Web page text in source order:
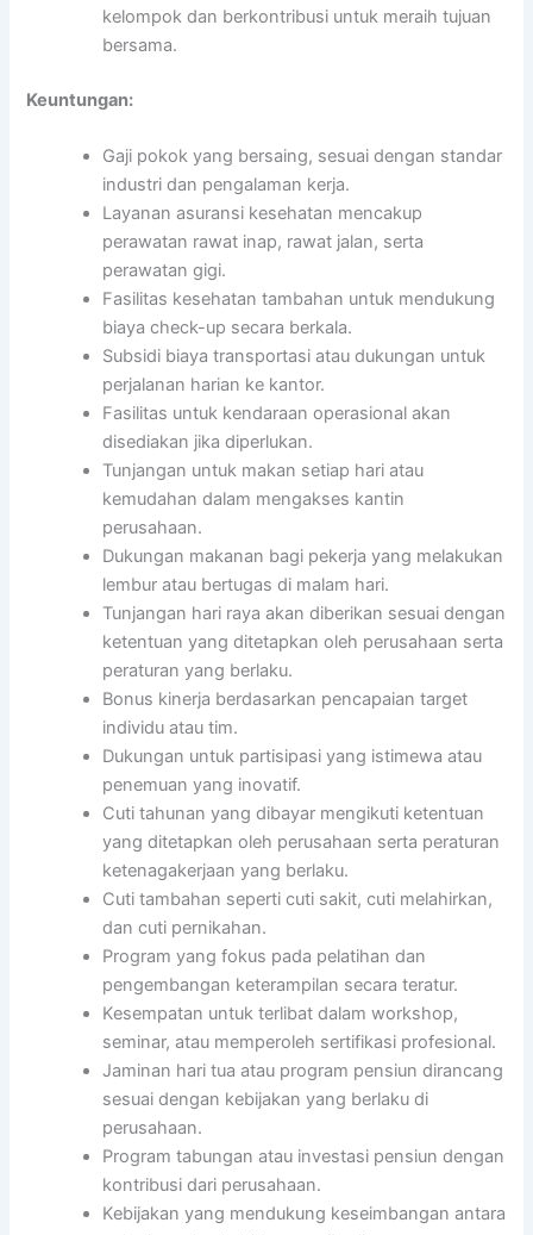
kelompok dan berkontribusi untuk meraih tujuan
bersama.
Keuntungan:
Gaji pokok yang bersaing, sesuai dengan standar
industri dan pengalaman kerja.
Layanan asuransi kesehatan mencakup
perawatan rawat inap, rawat jalan, serta
perawatan gigi.
Fasilitas kesehatan tambahan untuk mendukung
biaya check-up secara berkala.
Subsidi biaya transportasi atau dukungan untuk
perjalanan harian ke kantor.
Fasilitas untuk kendaraan operasional akan
disediakan jika diperlukan.
Tunjangan untuk makan setiap hari atau
kemudahan dalam mengakses kantin
perusahaan.
Dukungan makanan bagi pekerja yang melakukan
lembur atau bertugas di malam hari.
Tunjangan hari raya akan diberikan sesuai dengan
ketentuan yang ditetapkan oleh perusahaan serta
peraturan yang berlaku.
Bonus kinerja berdasarkan pencapaian target
individu atau tim.
Dukungan untuk partisipasi yang istimewa atau
penemuan yang inovatif.
Cuti tahunan yang dibayar mengikuti ketentuan
yang ditetapkan oleh perusahaan serta peraturan
ketenagakerjaan yang berlaku.
Cuti tambahan seperti cuti sakit, cuti melahirkan,
dan cuti pernikahan.
Program yang fokus pada pelatihan dan
pengembangan keterampilan secara teratur.
Kesempatan untuk terlibat dalam workshop,
seminar, atau memperoleh sertifikasi profesional.
Jaminan hari tua atau program pensiun dirancang
sesuai dengan kebijakan yang berlaku di
perusahaan.
Program tabungan atau investasi pensiun dengan
kontribusi dari perusahaan.
Kebijakan yang mendukung keseimbangan antara